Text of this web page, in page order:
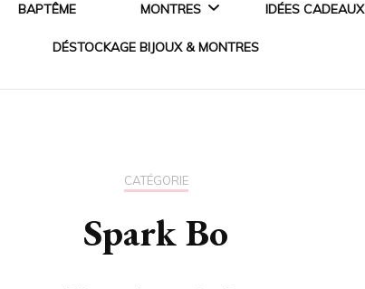
BIJOUX EN PLAQUÉ OR
BAPTÊME MONTRES
MONTRES CONNECTÉES
IDÉES CADEAUX
DÉSTOCKAGE BIJOUX & MONTRES
CATÉGORIE
Spark Bo